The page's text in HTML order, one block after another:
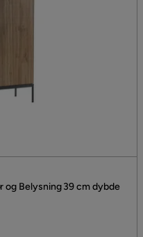
og Belysning 39 cm dybde